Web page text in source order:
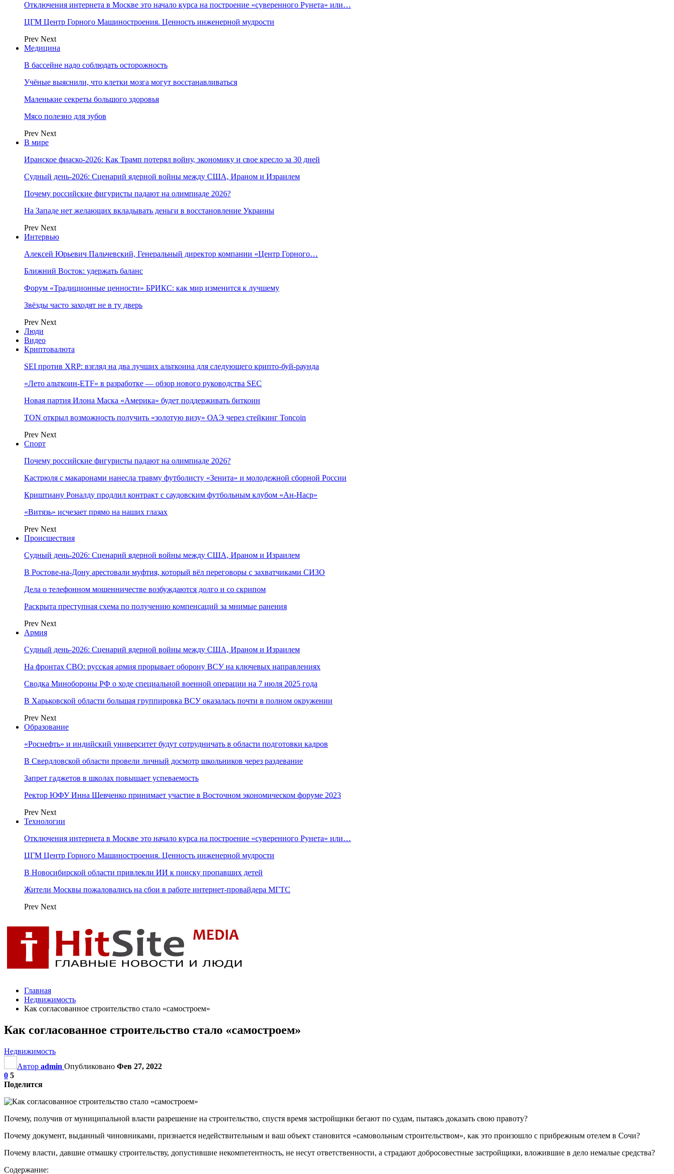
Отключения интернета в Москве это начало курса на построение «суверенного Рунета» или…
ЦГМ Центр Горного Машиностроения. Ценность инженерной мудрости
Prev Next
Медицина
В бассейне надо соблюдать осторожность
Учёные выяснили, что клетки мозга могут восстанавливаться
Маленькие секреты большого здоровья
Мясо полезно для зубов
Prev Next
В мире
Иранское фиаско-2026: Как Трамп потерял войну, экономику и свое кресло за 30 дней
Судный день-2026: Сценарий ядерной войны между США, Ираном и Израилем
Почему российские фигуристы падают на олимпиаде 2026?
На Западе нет желающих вкладывать деньги в восстановление Украины
Prev Next
Интервью
Алексей Юрьевич Пальчевский, Генеральный директор компании «Центр Горного…
Ближний Восток: удержать баланс
Форум «Традиционные ценности» БРИКС: как мир изменится к лучшему
Звёзды часто заходят не в ту дверь
Prev Next
Люди
Видео
Криптовалюта
SEI против XRP: взгляд на два лучших альткоина для следующего крипто-буй-раунда
«Лето альткоин-ETF» в разработке — обзор нового руководства SEC
Новая партия Илона Маска «Америка» будет поддерживать биткоин
TON открыл возможность получить «золотую визу» ОАЭ через стейкинг Toncoin
Prev Next
Спорт
Почему российские фигуристы падают на олимпиаде 2026?
Кастрюля с макаронами нанесла травму футболисту «Зенита» и молодежной сборной России
Криштиану Роналду продлил контракт с саудовским футбольным клубом «Ан-Наср»
«Витязь» исчезает прямо на наших глазах
Prev Next
Происшествия
Судный день-2026: Сценарий ядерной войны между США, Ираном и Израилем
В Ростове-на-Дону арестовали муфтия, который вёл переговоры с захватчиками СИЗО
Дела о телефонном мошенничестве возбуждаются долго и со скрипом
Раскрыта преступная схема по получению компенсаций за мнимые ранения
Prev Next
Армия
Судный день-2026: Сценарий ядерной войны между США, Ираном и Израилем
На фронтах СВО: русская армия прорывает оборону ВСУ на ключевых направлениях
Сводка Минобороны РФ о ходе специальной военной операции на 7 июля 2025 года
В Харьковской области большая группировка ВСУ оказалась почти в полном окружении
Prev Next
Образование
«Роснефть» и индийский университет будут сотрудничать в области подготовки кадров
В Свердловской области провели личный досмотр школьников через раздевание
Запрет гаджетов в школах повышает успеваемость
Ректор ЮФУ Инна Шевченко принимает участие в Восточном экономическом форуме 2023
Prev Next
Технологии
Отключения интернета в Москве это начало курса на построение «суверенного Рунета» или…
ЦГМ Центр Горного Машиностроения. Ценность инженерной мудрости
В Новосибирской области привлекли ИИ к поиску пропавших детей
Жители Москвы пожаловались на сбои в работе интернет-провайдера МГТС
Prev Next
Главная
Недвижимость
Как согласованное строительство стало «самостроем»
Как согласованное строительство стало «самостроем»
Недвижимость
Автор admin Опубликовано Фев 27, 2022
0 5
Поделится
Почему, получив от муниципальной власти разрешение на строительство, спустя время застройщики бегают по судам, пытаясь доказать свою правоту?
Почему документ, выданный чиновниками, признается недействительным и ваш объект становится «самовольным строительством», как это произошло с прибрежным отелем в Сочи?
Почему власти, давшие отмашку строительству, допустившие некомпетентность, не несут ответственности, а страдают добросовестные застройщики, вложившие в дело немалые средства?
Содержание: